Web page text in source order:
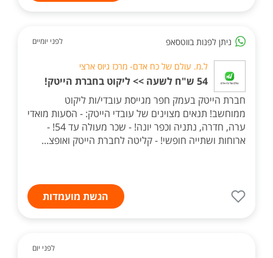
ניתן לפנות בווטסאפ לפני יומיים
ל.מ. עולם של כח אדם- מרכז גיוס ארצי
54 ש"ח לשעה >> ליקוט בחברת הייטק!
חברת הייטק בעמק חפר מגייסת עובדי/ות ליקוט
ממוחשב! תנאים מצוינים של עובדי הייטק: - הסעות מואדי
ערה, חדרה, נתניה וכפר יונה! - שכר מעולה עד 54! -
ארוחות ושתייה חופשי! - קליטה לחברת הייטק ואופצ...
הגשת מועמדות
לפני יום